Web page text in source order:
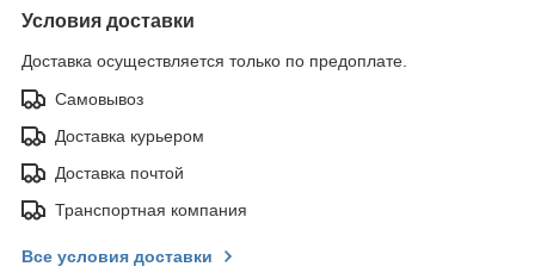
Условия доставки
Доставка осуществляется только по предоплате.
Самовывоз
Доставка курьером
Доставка почтой
Транспортная компания
Все условия доставки